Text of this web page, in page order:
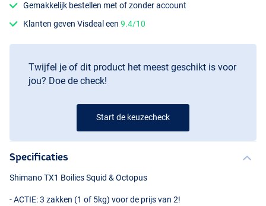
Gemakkelijk bestellen met of zonder account
Klanten geven Visdeal een9.4/10
Twijfel je of dit product het meest geschikt is voor
jou? Doe de check!
Start de keuzecheck
Specificaties
Shimano TX1 Boilies Squid & Octopus
-ACTIE: 3 zakken (1 of 5kg) voor de prijs van 2!